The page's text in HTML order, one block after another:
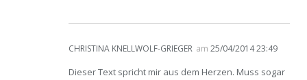
CHRISTINA KNELLWOLF-GRIEGER am 25/04/2014 23:49
Dieser Text spricht mir aus dem Herzen. Muss sogar